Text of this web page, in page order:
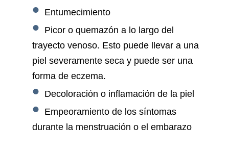
Entumecimiento
Picor o quemazón a lo largo del
trayecto venoso. Esto puede llevar a una
piel severamente seca y puede ser una
forma de eczema.
Decoloración o inflamación de la piel
Empeoramiento de los síntomas
durante la menstruación o el embarazo